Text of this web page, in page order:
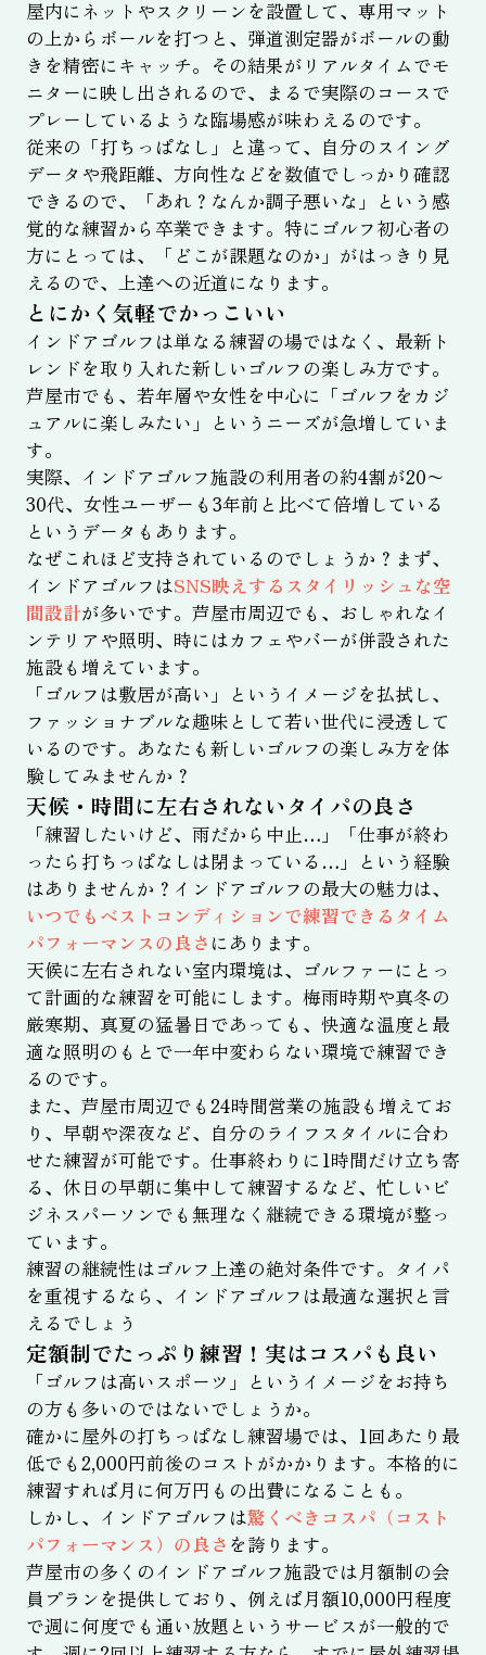
屋内にネットやスクリーンを設置して、専用マット
の上からボールを打つと、弾道測定器がボールの動
きを精密にキャッチ。その結果がリアルタイムでモ
ニターに映し出されるので、まるで実際のコースで
プレーしているような臨場感が味わえるのです。
従来の「打ちっぱなし」と違って、自分のスイング
データや飛距離、方向性などを数値でしっかり確認
できるので、「あれ？なんか調子悪いな」という感
覚的な練習から卒業できます。特にゴルフ初心者の
方にとっては、「どこが課題なのか」がはっきり見
えるので、上達への近道になります。
とにかく気軽でかっこいい
インドアゴルフは単なる練習の場ではなく、最新ト
レンドを取り入れた新しいゴルフの楽しみ方です。
芦屋市でも、若年層や女性を中心に「ゴルフをカジ
ュアルに楽しみたい」というニーズが急増していま
す。
実際、インドアゴルフ施設の利用者の約4割が20〜
30代、女性ユーザーも3年前と比べて倍増している
というデータもあります。
なぜこれほど支持されているのでしょうか？まず、
インドアゴルフはSNS映えするスタイリッシュな空
間設計が多いです。芦屋市周辺でも、おしゃれなイ
ンテリアや照明、時にはカフェやバーが併設された
施設も増えています。
「ゴルフは敷居が高い」というイメージを払拭し、
ファッショナブルな趣味として若い世代に浸透して
いるのです。あなたも新しいゴルフの楽しみ方を体
験してみませんか？
天候・時間に左右されないタイパの良さ
「練習したいけど、雨だから中止…」「仕事が終わ
ったら打ちっぱなしは閉まっている…」という経験
はありませんか？インドアゴルフの最大の魅力は、
いつでもベストコンディションで練習できるタイム
パフォーマンスの良さ にあります。
天候に左右されない室内環境は、ゴルファーにとっ
て計画的な練習を可能にします。梅雨時期や真冬の
厳寒期、真夏の猛暑日であっても、快適な温度と最
適な照明のもとで一年中変わらない環境で練習でき
るのです。
また、芦屋市周辺でも24時間営業の施設も増えてお
り、早朝や深夜など、自分のライフスタイルに合わ
せた練習が可能です。仕事終わりに1時間だけ立ち寄
る、休日の早朝に集中して練習するなど、忙しいビ
ジネスパーソンでも無理なく継続できる環境が整っ
ています。
練習の継続性はゴルフ上達の絶対条件です。タイパ
を重視するなら、インドアゴルフは最適な選択と言
えるでしょう
定額制でたっぷり練習！実はコスパも良い
「ゴルフは高いスポーツ」というイメージをお持ち
の方も多いのではないでしょうか。
確かに屋外の打ちっぱなし練習場では、1回あたり最
低でも2,000円前後のコストがかかります。本格的に
練習すれば月に何万円もの出費になることも。
しかし、インドアゴルフは驚くべきコスパ（コスト
パフォーマンス）の良さ を誇ります。
芦屋市の多くのインドアゴルフ施設では月額制の会
員プランを提供しており、例えば月額10,000円程度
で週に何度でも通い放題というサービスが一般的で